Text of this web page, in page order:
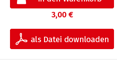
3,00 €